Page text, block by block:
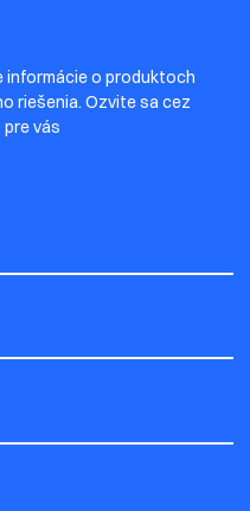
informácie o produktoch
riešenia. Ozvite sa cez
vás